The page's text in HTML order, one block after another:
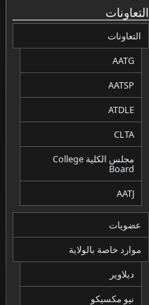
التعاونات
التعاونات
AATG
AATSP
ATDLE
CLTA
مجلس الكلية College
Board
AATJ
عضويات
موارد خاصة بالولاية
ديلاوير
نيو مكسيكو